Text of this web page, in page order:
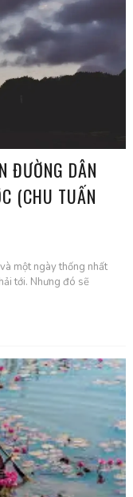
ĐƯỜNG DÂN
(CHU TUẤN
một ngày thống nhất
tới. Nhưng đó sẽ